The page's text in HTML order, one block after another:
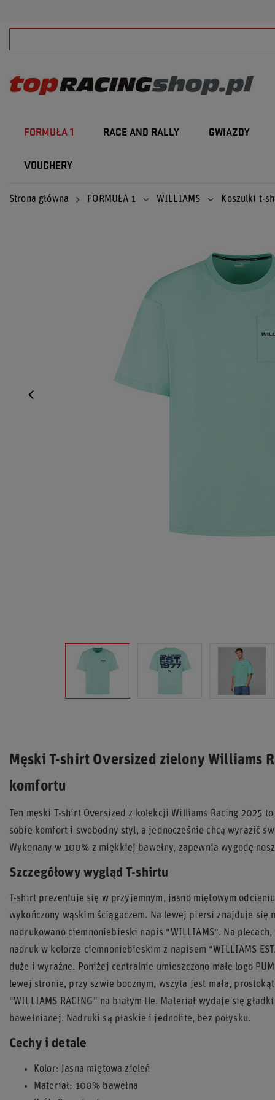
FORMUŁA 1 RACE AND RALLY GWIAZDY
VOUCHERY
Strona główna FORMUŁA 1 WILLIAMS Koszulki t-
Męski T-shirt Oversized zielony Williams
komfortu
Ten męski T-shirt Oversized z kolekcji Williams Racing 2025
sobie komfort i swobodny styl, a jednocześnie chcą wyrazić
Wykonany w 100% z miękkiej bawełny, zapewnia wygodę
Szczegółowy wygląd T-shirtu
T-shirt prezentuje się w przyjemnym, jasno miętowym
wykończony wąskim ściągaczem. Na lewej piersi znajduje się
nadrukowano ciemnoniebieski napis "WILLIAMS". Na
nadruk w kolorze ciemnoniebieskim z napisem "WILLIAMS
duże i wyraźne. Poniżej centralnie umieszczono małe logo
lewej stronie, przy szwie bocznym, wszyta jest mała,
"WILLIAMS RACING" na białym tle. Materiał wydaje się
bawełnianej. Nadruki są płaskie i jednolite, bez połysku.
Cechy i detale
Kolor: Jasna miętowa zieleń
Materiał: 100% bawełna